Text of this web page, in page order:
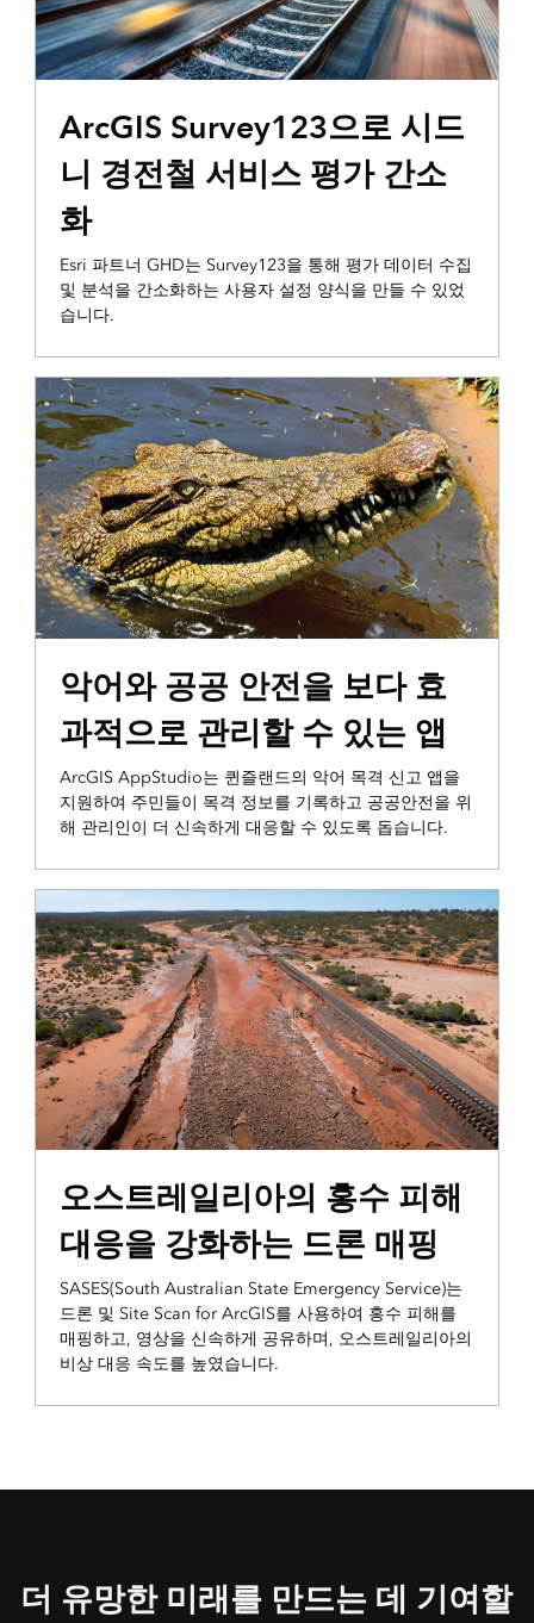
ArcGIS Survey123으로 시드
니 경전철 서비스 평가 간소
화
Esri 파트너 GHD는 Survey123을 통해 평가 데이터 수집
및 분석을 간소화하는 사용자 설정 양식을 만들 수 있었
습니다.
악어와 공공 안전을 보다 효
과적으로 관리할 수 있는 앱
ArcGIS AppStudio는 퀸즐랜드의 악어 목격 신고 앱을
지원하여 주민들이 목격 정보를 기록하고 공공안전을 위
해 관리인이 더 신속하게 대응할 수 있도록 돕습니다.
오스트레일리아의 홍수 피해
대응을 강화하는 드론 매핑
SASES(South Australian State Emergency Service)는
드론 및 Site Scan for ArcGIS를 사용하여 홍수 피해를
매핑하고, 영상을 신속하게 공유하며, 오스트레일리아의
비상 대응 속도를 높였습니다.
더 유망한 미래를 만드는 데 기여할